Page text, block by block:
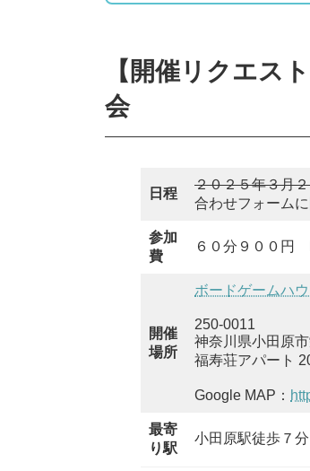
【開催リクエス
会
日程
２０２５年３月
合わせフォーム
参加
費
６０分９００円
開催
場所
ボードゲームハ
250-0011
神奈川県小田原
福寿荘アパート
Google MAP：
最寄
り駅
小田原駅徒歩７